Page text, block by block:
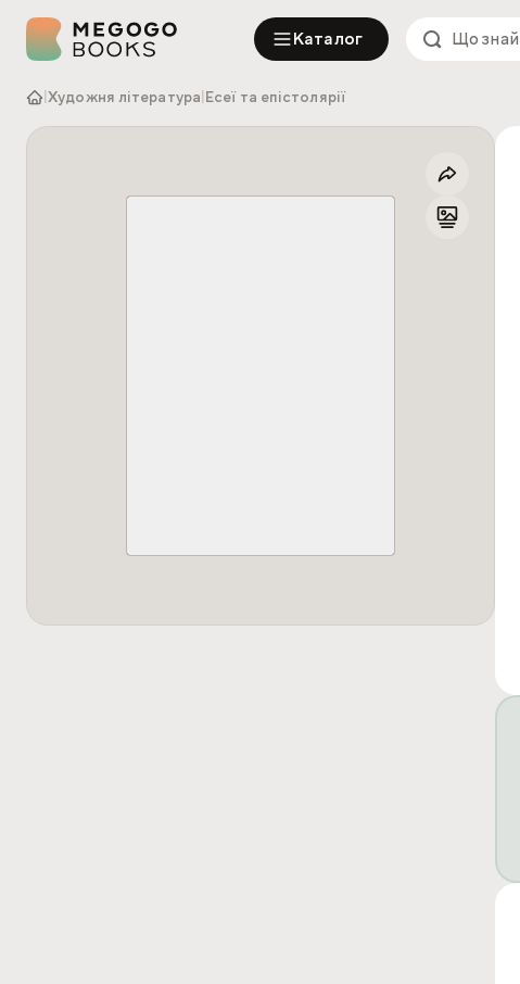
Каталог
|Художня література Есеї та епістолярії